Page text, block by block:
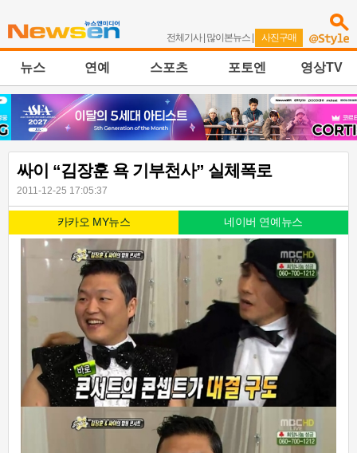
전체기사| 많이본뉴스 | 사진구매
뉴스 연예 스포츠 포토엔 영상TV
싸이 “김장훈 욕 기부천사” 실체폭로
2011-12-25 17:05:37
카카오 MY뉴스 네이버 연예뉴스